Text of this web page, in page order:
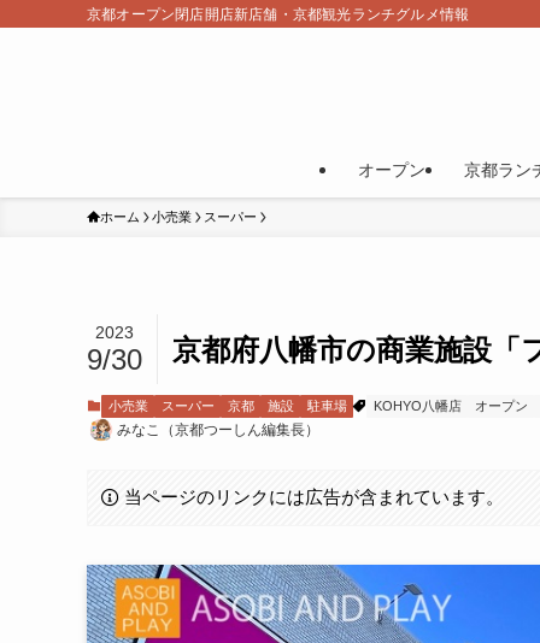
京都オープン閉店開店新店舗・京都観光ランチグルメ情報
オープン 京都ラン
ホーム 小売業 スーパー
京都府八幡市の商業施設「
2023
9/30
小売業 スーパー 京都 施設 駐車場 KOHYO八幡店 オープン
みなこ（京都つーしん編集長）
当ページのリンクには広告が含まれています。